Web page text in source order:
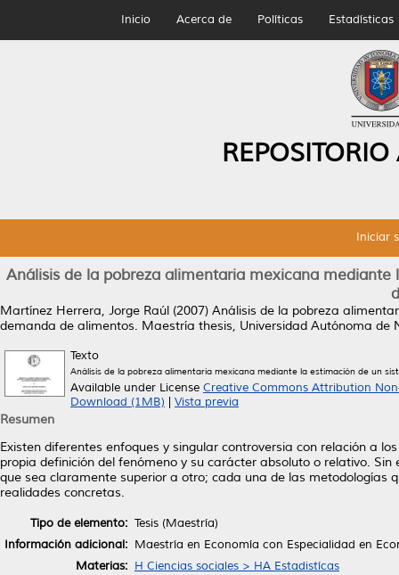
Inicio Acerca de Políticas Estadísticas
Iniciar
Análisis de la pobreza alimentaria mexicana
Martínez Herrera, Jorge Raúl (2007) Análisis de la pobreza
demanda de alimentos. Maestría thesis, Universidad Autónoma de
Texto
Análisis de la pobreza alimentaria mexicana mediante la estimación de un
Available under License Creative Commons Attribution
Download (1MB)
Vista previa
Resumen
Existen diferentes enfoques y singular controversia con relación a
propia definición del fenómeno y su carácter absoluto o relativo.
que sea claramente superior a otro; cada una de las metodologías
realidades concretas.
Tipo de elemento: Tesis (Maestría)
Información adicional: Maestría en Economía con Especialidad en
Materias: H Ciencias sociales > HA Estadistícas